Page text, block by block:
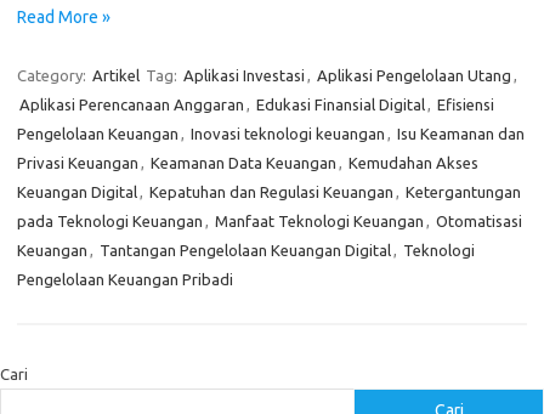
Read More »
Category: Artikel Tag: Aplikasi Investasi , Aplikasi Pengelolaan Utang ,
Aplikasi Perencanaan Anggaran , Edukasi Finansial Digital, Efisiensi
Pengelolaan Keuangan , Inovasi teknologi keuangan , Isu Keamanan dan
Privasi Keuangan , Keamanan Data Keuangan , Kemudahan Akses
Keuangan Digital, Kepatuhan dan Regulasi Keuangan , Ketergantungan
pada Teknologi Keuangan , Manfaat Teknologi Keuangan , Otomatisasi
Keuangan , Tantangan Pengelolaan Keuangan Digital, Teknologi
Pengelolaan Keuangan Pribadi
Cari